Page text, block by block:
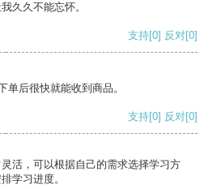
久久不能忘怀。
支持[0] 反对[0]
单后很快就能收到商品。
支持[0] 反对[0]
活，可以根据自己的需求选择学习方
学习进度。